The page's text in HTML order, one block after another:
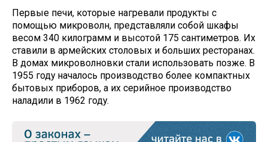
Первые печи, которые нагревали продукты с
помощью микроволн, представляли собой шкафы
весом 340 килограмм и высотой 175 сантиметров. Их
ставили в армейских столовых и больших ресторанах.
В домах микроволновки стали использовать позже. В
1955 году началось производство более компактных
бытовых приборов, а их серийное производство
наладили в 1962 году.